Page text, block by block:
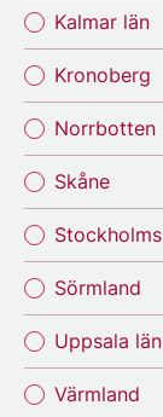
Kalmar län
Kronoberg
Norrbotten
Skåne
Sörmland
Uppsala län
Värmland